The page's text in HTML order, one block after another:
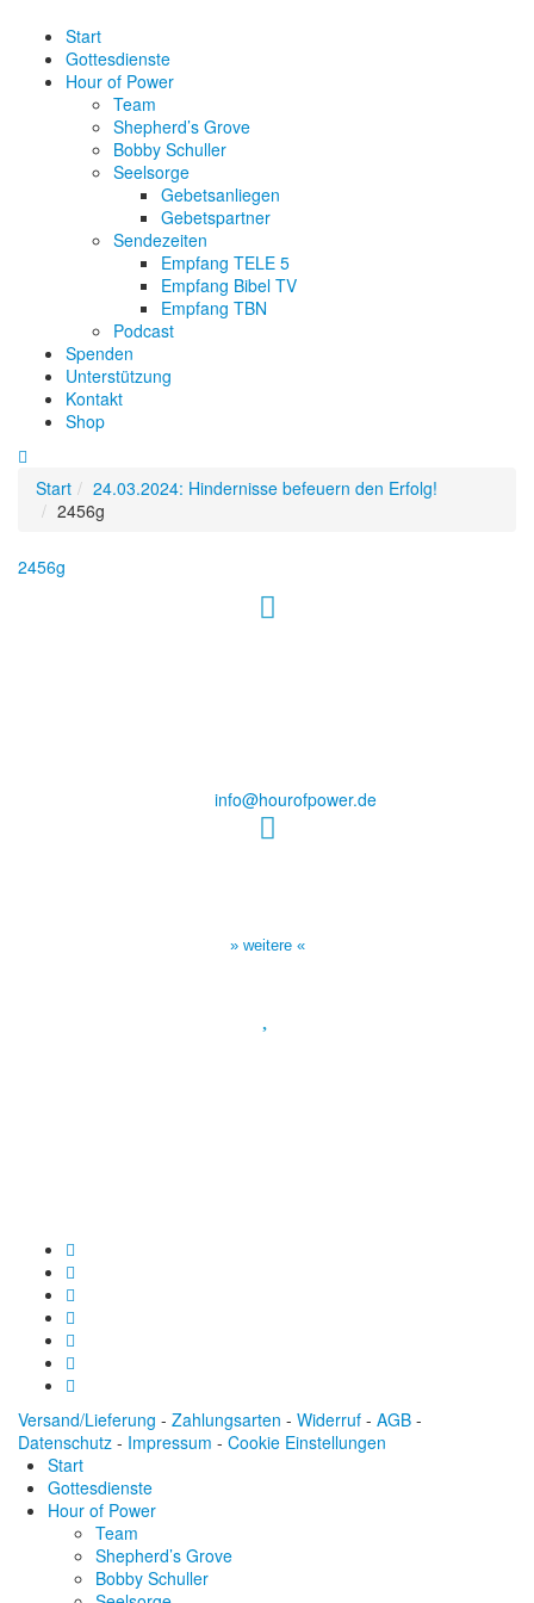
Start
Gottesdienste
Hour of Power
Team
Shepherd’s Grove
Bobby Schuller
Seelsorge
Gebetsanliegen
Gebetspartner
Sendezeiten
Empfang TELE 5
Empfang Bibel TV
Empfang TBN
Podcast
Spenden
Unterstützung
Kontakt
Shop
Start
24.03.2024: Hindernisse befeuern den Erfolg!
2456g
2456g
info@hourofpower.de
» weitere «
Versand/Lieferung - Zahlungsarten - Widerruf - AGB -
Datenschutz - Impressum - Cookie Einstellungen
Start
Gottesdienste
Hour of Power
Team
Shepherd’s Grove
Bobby Schuller